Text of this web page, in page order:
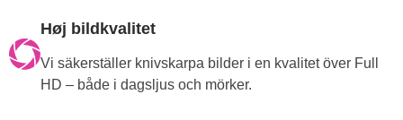
Høj bildkvalitet
Vi säkerställer knivskarpa bilder i en kvalitet över Full
HD – både i dagsljus och mörker.